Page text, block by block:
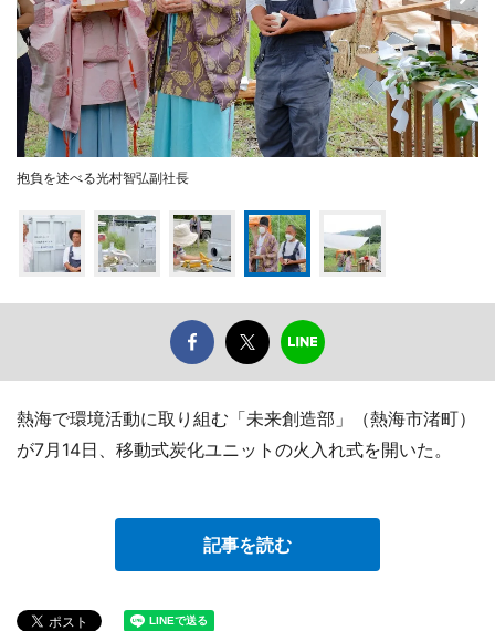
抱負を述べる光村智弘副社長
熱海で環境活動に取り組む「未来創造部」（熱海市渚町）
が7月14日、移動式炭化ユニットの火入れ式を開いた。
記事を読む